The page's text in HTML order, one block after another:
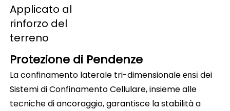
Applicato al
rinforzo del
terreno
Protezione di Pendenze
La confinamento laterale tri-dimensionale ensi dei
Sistemi di Confinamento Cellulare, insieme alle
tecniche di ancoraggio, garantisce la stabilità a